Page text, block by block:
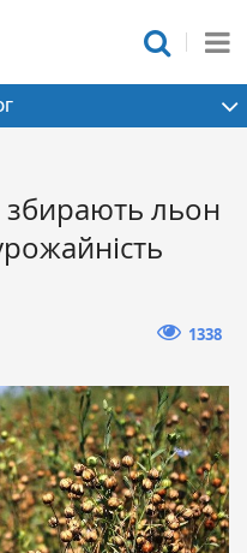
збирають льон
1338